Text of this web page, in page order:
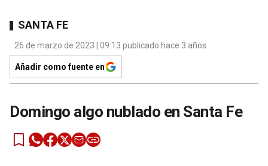
SANTA FE
26 de marzo de 2023 | 09:13 publicado hace 3 años
Añadir como fuente en
Domingo algo nublado en Santa Fe